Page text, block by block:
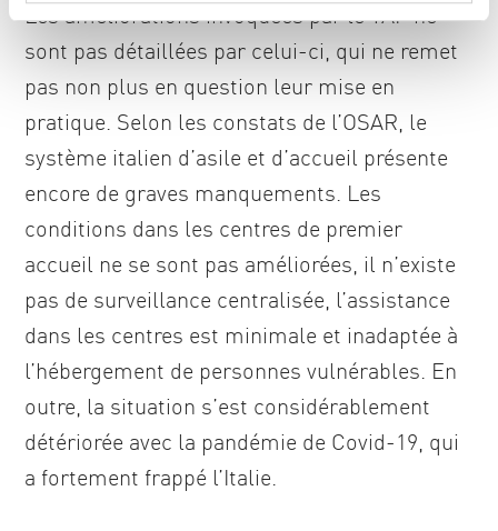
Les améliorations invoquées par le TAF ne
sont pas détaillées par celui-ci, qui ne remet
pas non plus en question leur mise en
pratique. Selon les constats de l’OSAR, le
système italien d’asile et d’accueil présente
encore de graves manquements. Les
conditions dans les centres de premier
accueil ne se sont pas améliorées, il n’existe
pas de surveillance centralisée, l’assistance
dans les centres est minimale et inadaptée à
l’hébergement de personnes vulnérables. En
outre, la situation s’est considérablement
détériorée avec la pandémie de Covid-19, qui
a fortement frappé l’Italie.